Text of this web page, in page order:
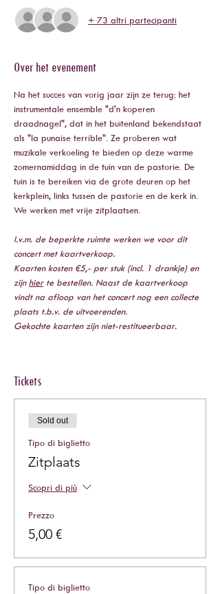
+ 73 altri partecipanti
Over het evenement
Na het succes van vorig jaar zijn ze terug: het
instrumentale ensemble "d'n koperen
draadnagel", dat in het buitenland bekendstaat
als "la punaise terrible". Ze proberen wat
muzikale verkoeling te bieden op deze warme
zomernamiddag in de tuin van de pastorie. De
tuin is te bereiken via de grote deuren op het
kerkplein, links tussen de pastorie en de kerk in.
We werken met vrije zitplaatsen.
I.v.m. de beperkte ruimte werken we voor dit
concert met kaartverkoop.
Kaarten kosten €5,- per stuk (incl. 1 drankje) en
zijn hier te bestellen. Naast de kaartverkoop
vindt na afloop van het concert nog een collecte
plaats t.b.v. de uitvoerenden.
Gekochte kaarten zijn niet-restitueerbaar.
Tickets
Sold out
Tipo di biglietto
Zitplaats
Scopri di più
Prezzo
5,00 €
Tipo di biglietto